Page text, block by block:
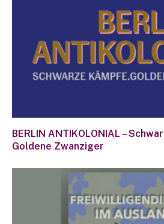
BERLIN ANTIKOLONIAL –
Goldene Zwanziger